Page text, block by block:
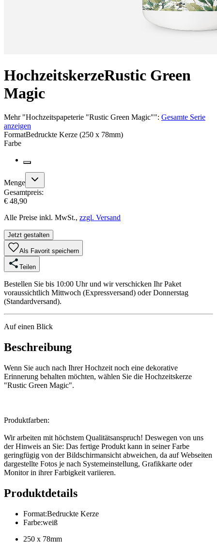
HochzeitskerzeRustic Green
Magic
Mehr"Hochzeitspapeterie "Rustic Green Magic"": Gesamte Serie
anzeigen
FormatBedruckte Kerze (250 x 78mm)
Farbe
Menge
Gesamtpreis:
€ 48,90
Alle Preise inkl. MwSt., zzgl. Versand
Jetzt gestalten
Als Favorit speichern
Teilen
Bestellen Sie bis 10:00 Uhr und wir verschicken Ihr Paket
voraussichtlich Mittwoch (Expressversand) oder Donnerstag
(Standardversand).
Auf einen Blick
Beschreibung
Wenn Sie auch nach Ihrer Hochzeit noch eine dekorative
Erinnerung behalten möchten, wählen Sie die Hochzeitskerze
"Rustic Green Magic".
Produktfarben:
Wir arbeiten mit höchstem Qualitätsanspruch! Deswegen von uns
der Hinweis an Sie: Das fertige Produkt kann in seiner Farbe
geringfügig von der Bildschirmansicht abweichen, da auf Webseiten
dargestellte Fotos je nach Systemeinstellung, Grafikkarte oder
Monitor in ihrer Farbigkeit variieren.
Produktdetails
Format:Bedruckte Kerze
Farbe:weiß
250 x 78mm